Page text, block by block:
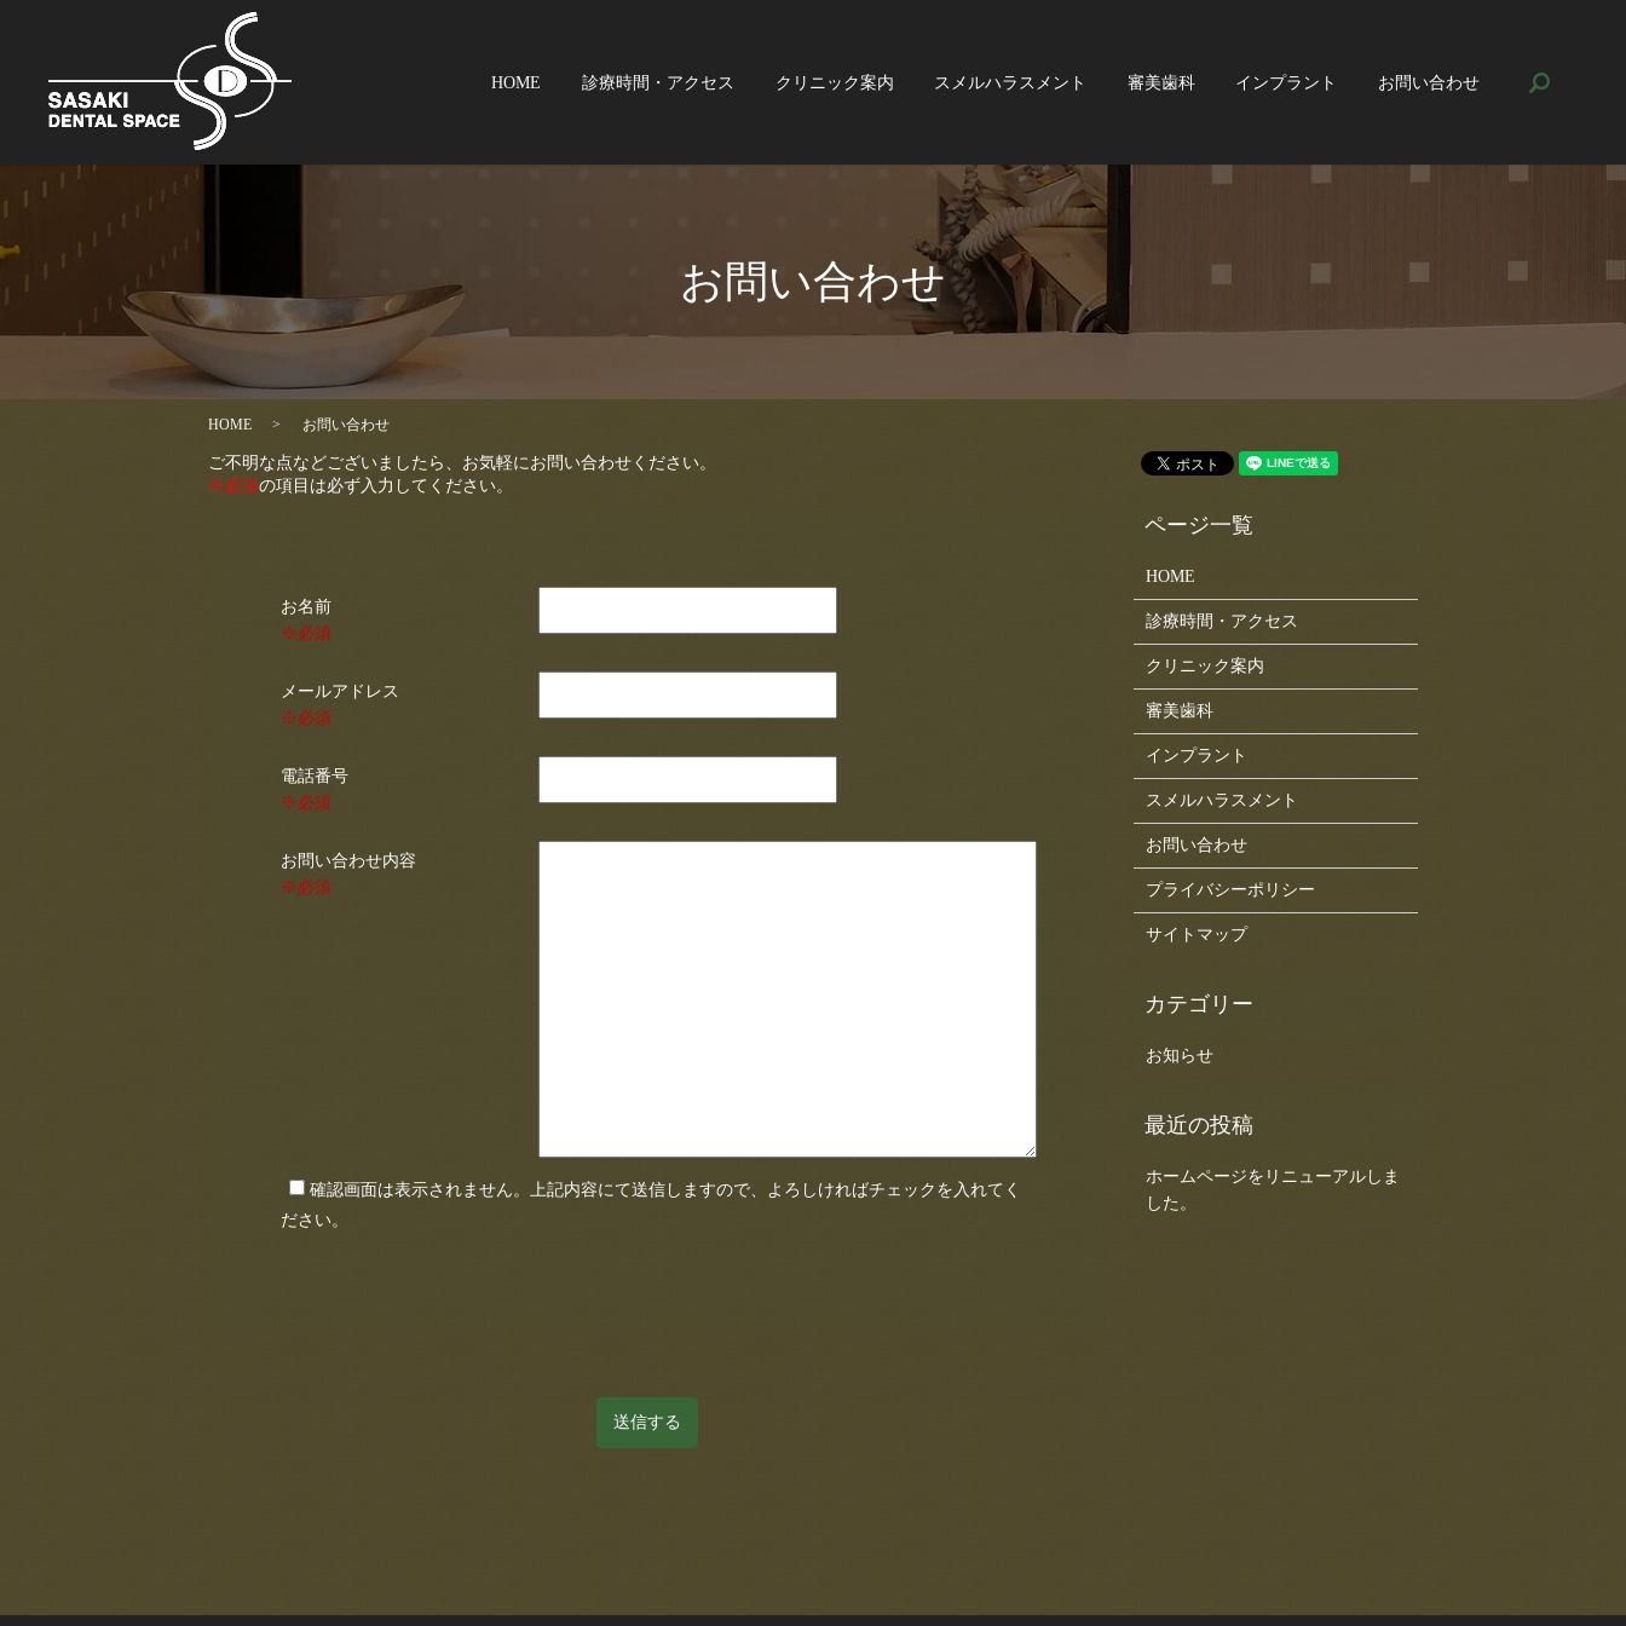
HOME 診療時間・アクセス クリニック案内 スメルハラスメント 審美歯科 インプラント お問い合わせ
お問い合わせ
HOME お問い合わせ
ご不明な点などございましたら、お気軽にお問い合わせください。
※必須の項目は必ず入力してください。
お名前
※必須
メールアドレス
※必須
電話番号
※必須
お問い合わせ内容
※必須
確認画面は表示されません。上記内容にて送信しますので、よろしければチェックを入れてく
ださい。
HOME
診療時間・アクセス
クリニック案内
審美歯科
インプラント
スメルハラスメント
お問い合わせ
プライバシーポリシー
サイトマップ
お知らせ
ホームページをリニューアルしま
した。